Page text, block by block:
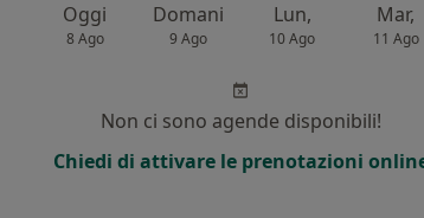
Oggi
8 Ago
Domani
9 Ago
Lun,
10 Ago
Mar,
11 Ago
Non ci sono agende disponibili!
Chiedi di attivare le prenotazioni